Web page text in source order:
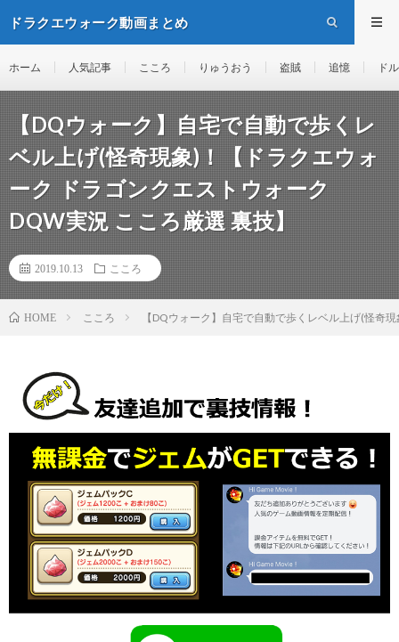
ドラクエウォーク動画まとめ
ホーム 人気記事 こころ りゅうおう 盗賊 追憶 ド
【DQウォーク】自宅で自動で歩くレ
ベル上げ(怪奇現象)！【ドラクエウォ
ーク ドラゴンクエストウォーク
DQW実況 こころ厳選 裏技】
2019.10.13 こころ
HOME こころ 【DQウォーク】自宅で自動で歩くレベル上げ(怪奇